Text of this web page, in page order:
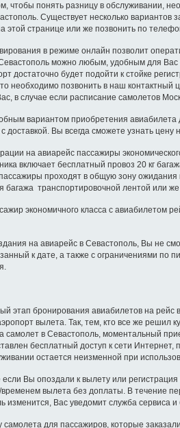
чтобы понять разницу в обслуживании,
Существует несколько
этой странице или же позвонить по
в режиме онлайн позволит
можно любым, удобным для Вас
достаточно будет подойти к стойке
необходимо позвонить в наш
в случае если расписание самолетов
вариантом приобретения авиабилета
доставкой. Вы всегда сможете узнать
на авиарейс пассажиры
включает бесплатный провоз 20 кг
проходят в общую зону ожидания
багажа транспортировочной лентой или же
экономичного класса с авиабилетом
на авиарейс в Севастополь, Вы не
к дате, а также с ограничениями по
бронирования авиабилетов на рейс в
вылета. Так, тем, кто все же решил
самолет в Севастополь, моментальный
бесплатный доступ к сети
остается неизменной при
Вы опоздали к вылету или регистрация
временем вылета без доплаты. В течение
изменится, Вас уведомит служба сервиса
для пассажиров, которые заказали